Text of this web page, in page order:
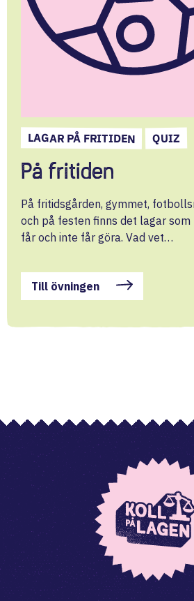
LAGAR PÅ FRITIDEN QUIZ
På fritiden
På fritidsgården, gymmet,
och på festen finns det lagar som
får och inte får göra. Vad vet…
Till övningen